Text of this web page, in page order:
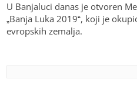
U Banjaluci danas je otvoren
„Banja Luka 2019“, koji je
evropskih zemalja.